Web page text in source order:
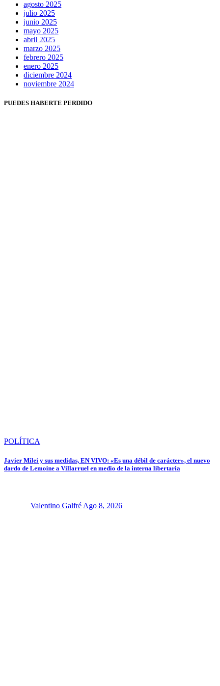
agosto 2025
julio 2025
junio 2025
mayo 2025
abril 2025
marzo 2025
febrero 2025
enero 2025
diciembre 2024
noviembre 2024
PUEDES HABERTE PERDIDO
POLÍTICA
Javier Milei y sus medidas, EN VIVO: «Es una débil de carácter», el nuevo
dardo de Lemoine a Villarruel en medio de la interna libertaria
Valentino Galfré Ago 8, 2026